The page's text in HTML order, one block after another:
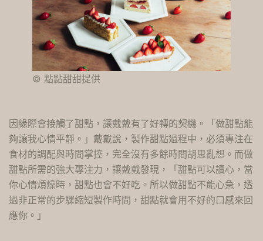
© 點點甜甜提供
因緣際會接觸了甜點，讓戴戴有了好轉的契機。「做甜點能
夠讓我心情平靜。」戴戴說，製作甜點過程中，必須專注在
食材的調配與時間掌控，完全沒有多餘時間胡思亂想。而做
甜點所需的強大專注力，讓戴戴發現，「甜點可以讀心，當
你心情煩燥時，甜點也會不好吃。所以做甜點不能心急，透
過非正常的步驟縮短製作時間，甜點就會用不好的口感來回
應你。」